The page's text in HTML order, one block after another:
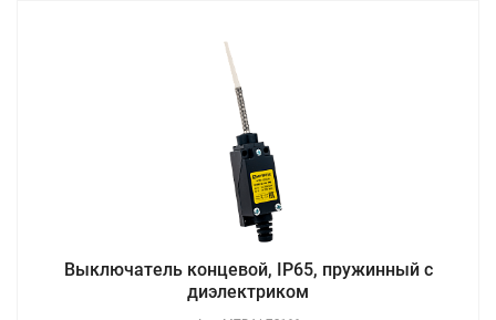
Выключатель концевой, IP65, пружинный с
диэлектриком